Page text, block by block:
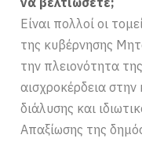
Είναι πολλοί οι
της κυβέρνησης
την πλειονότητα
αισχροκέρδεια
διάλυσης και
Απαξίωσης της